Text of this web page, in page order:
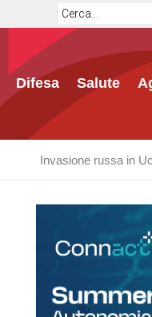
Difesa Salute
Invasione russa in